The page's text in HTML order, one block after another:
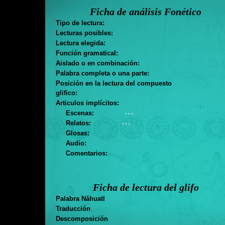
Ficha de análisis Fonético
Tipo de lectura:
Lecturas posibles:
Lectura elegida:
Función gramatical:
Aislado o en combinación:
Palabra completa o una parte:
Posición en la lectura del compuesto
glifico:
Articulos implícitos:
Escenas:
. . .
Relatos:
. . .
Glosas:
Audio:
Comentarios:
Ficha de lectura del glifo
Palabra Náhuatl
Traducción
Descomposición